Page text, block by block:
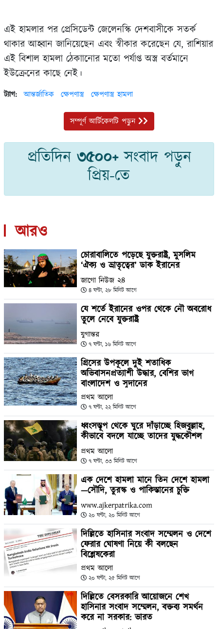
এই হামলার পর প্রেসিডেন্ট জেলেনস্কি দেশবাসীকে সতর্ক
থাকার আহ্বান জানিয়েছেন এবং স্বীকার করেছেন যে, রাশিয়ার
এই বিশাল হামলা ঠেকাানোর মতো পর্যাপ্ত অস্ত্র বর্তমানে
ইউক্রেনের কাছে নেই।
ট্যাগ: আন্তর্জাতিক ক্ষেপণাস্ত্র ক্ষেপণাস্ত্র হামলা
সম্পূর্ণ আর্টিকেলটি পড়ুন
প্রতিদিন ৩৫০০+সংবাদ পড়ুন
প্রিয়-তে
আরও
চোরাবালিতে পড়েছে যুক্তরাষ্ট্র, মুসলিম
‘ঐক্য ও ভ্রাতৃত্বের’ ডাক ইরানের
জাগো নিউজ ২৪
৪ ঘণ্টা, ২৮ মিনিট আগে
যে শর্তে ইরানের ওপর থেকে নৌ অবরোধ
তুলে নেবে যুক্তরাষ্ট্র
যুগান্তর
৭ ঘণ্টা, ১৬ মিনিট আগে
গ্রিসের উপকূলে দুই শতাধিক
অভিবাসনপ্রত্যাশী উদ্ধার, বেশির ভাগ
বাংলাদেশ ও সুদানের
প্রথম আলো
৭ ঘণ্টা, ২২ মিনিট আগে
ধ্বংসস্তূপ থেকে ঘুরে দাঁড়াচ্ছে হিজবুল্লাহ,
কীভাবে বদলে যাচ্ছে তাদের যুদ্ধকৌশল
প্রথম আলো
৭ ঘণ্টা, ৩৩ মিনিট আগে
এক দেশে হামলা মানে তিন দেশে হামলা
—সৌদি, তুরস্ক ও পাকিস্তানের চুক্তি
www.ajkerpatrika.com
২০ ঘণ্টা, ২০ মিনিট আগে
দিল্লিতে হাসিনার সংবাদ সম্মেলন ও দেশে
ফেরার ঘোষণা নিয়ে কী বলছেন
বিশ্লেষকেরা
প্রথম আলো
২০ ঘণ্টা, ২৫ মিনিট আগে
দিল্লিতে বেসরকারি আয়োজনে শেখ
হাসিনার সংবাদ সম্মেলন, বক্তব্য সমর্থন
করে না সরকার: ভারত